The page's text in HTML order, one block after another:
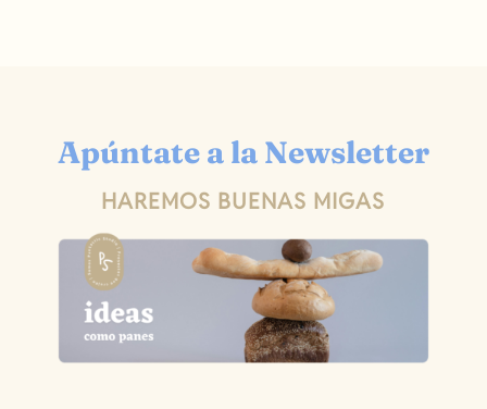
Apúntate a la Newsletter
HAREMOS BUENAS MIGAS